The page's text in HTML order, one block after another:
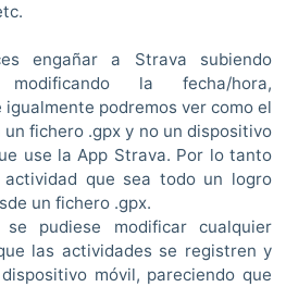
engañar a Strava subiendo
la fecha/hora,
igualmente podremos ver como el
fichero .gpx y no un dispositivo
use la App Strava. Por lo tanto
que sea todo un logro
un fichero .gpx.
pudiese modificar cualquier
las actividades se registren y
móvil, pareciendo que